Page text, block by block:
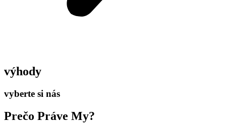
výhody
vyberte si nás
Prečo Práve My?